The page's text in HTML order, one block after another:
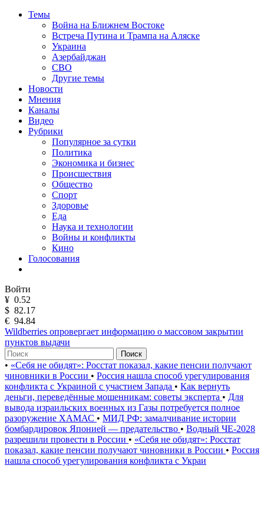
Темы
Война на Ближнем Востоке
Встреча Путина и Трампа на Аляске
Украина
Азербайджан
СВО
Другие темы
Новости
Мнения
Каналы
Видео
Рубрики
Популярное за сутки
Политика
Экономика и бизнес
Происшествия
Общество
Спорт
Здоровье
Еда
Наука и технологии
Войны и конфликты
Кино
Голосования
Войти
¥ 0.52
$ 82.17
€ 94.84
Wildberries опровергает информацию о массовом закрытии
пунктов выдачи
Поиск
• «Себя не обидят»: Росстат показал, какие пенсии получают
чиновники в России • Россия нашла способ урегулирования
конфликта с Украиной с участием Запада • Как вернуть
деньги, переведённые мошенникам: советы эксперта • Для
вывода израильских военных из Газы потребуется полное
разоружение ХАМАС • МИД РФ: замалчивание истории
бомбардировок Японией — предательство • Водный ЧЕ-2028
разрешили провести в России • «Себя не обидят»: Росстат
показал, какие пенсии получают чиновники в России • Россия
нашла способ урегулирования конфликта с Украи